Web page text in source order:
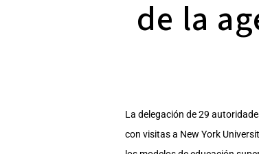
de la
La delegación de 29
con visitas a New York